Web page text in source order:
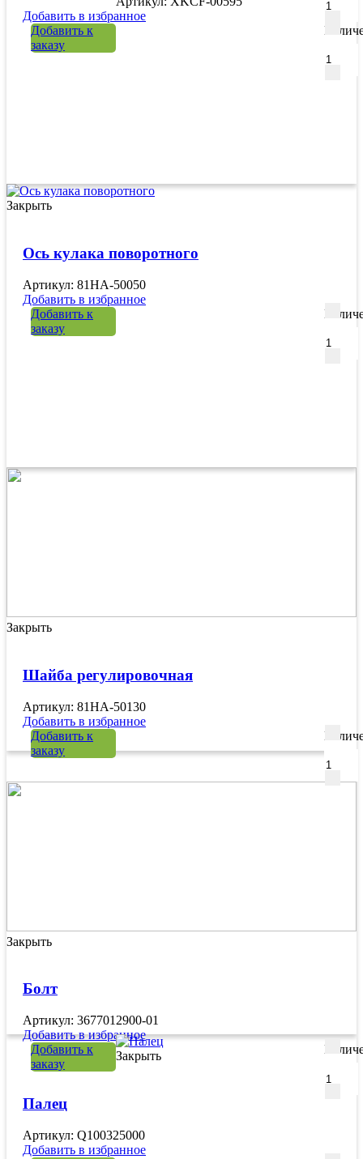
Добавить в избранное
Добавить к
заказу
Закрыть
Ось кулака поворотного
Артикул: 81HA-50050
Добавить в избранное
Добавить к
заказу
Закрыть
Шайба регулировочная
Артикул: 81HA-50130
Добавить в избранное
Добавить к
заказу
Закрыть
Болт
Артикул: 3677012900-01
Добавить в избранное
Добавить к
заказу
Закрыть
Палец
Артикул: Q100325000
Добавить в избранное